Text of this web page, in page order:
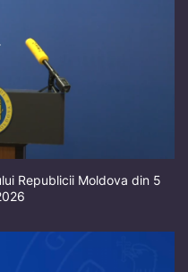
Republicii Moldova din 5